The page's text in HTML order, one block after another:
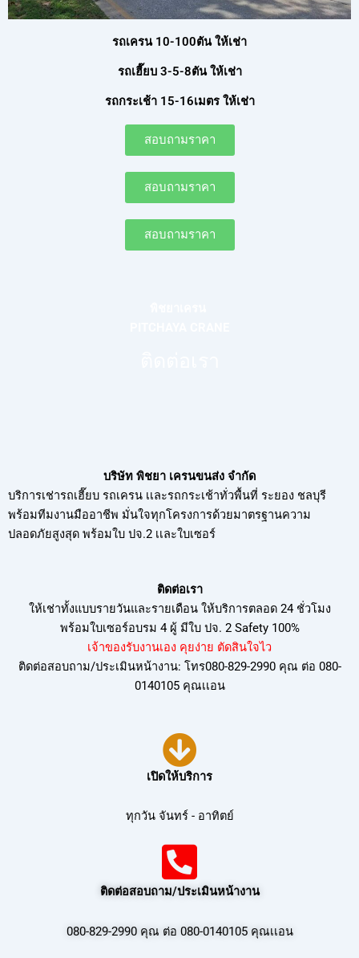
รถเครน 10-100ตัน ให้เช่า
รถเฮี๊ยบ 3-5-8ตัน ให้เช่า
รถกระเช้า 15-16เมตร ให้เช่า
สอบถามราคา
สอบถามราคา
สอบถามราคา
บริษัท พิชยา เครนขนส่ง จำกัด
บริการเช่ารถเฮี๊ยบ รถเครน เเละรถกระเช้าทั่วพื้นที่ ระยอง ชลบุรี
พร้อมทีมงานมืออาชีพ มั่นใจทุกโครงการด้วยมาตรฐานความ
ปลอดภัยสูงสุด พร้อมใบ ปจ.2 เเละใบเซอร์
ติดต่อเรา
ให้เช่าทั้งแบบรายวันและรายเดือน ให้บริการตลอด 24 ชั่วโมง
พร้อมใบเซอร์อบรม 4 ผู้ มีใบ ปจ. 2 Safety 100%
เจ้าของรับงานเอง คุยง่าย ตัดสินใจไว
ติดต่อสอบถาม/ประเมินหน้างาน: โทร080-829-2990 คุณ ต่อ 080-
0140105 คุณเเอน
เปิดให้บริการ
ทุกวัน จันทร์ - อาทิตย์
ติดต่อสอบถาม/ประเมินหน้างาน
080-829-2990 คุณ ต่อ 080-0140105 คุณเเอน